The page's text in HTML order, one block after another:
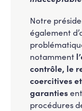
Notre
également
notamment
contrôle, le
coercitives
garanties
procédures